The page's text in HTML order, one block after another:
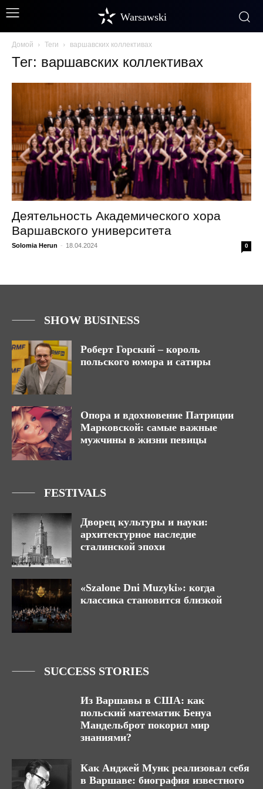
Warsawski
Домой Теги варшавских коллективах
Тег: варшавских коллективах
Деятельность Академического хора
Варшавского университета
Solomia Herun - 18.04.2024 0
SHOW BUSINESS
Роберт Горский – король
польского юмора и сатиры
Опора и вдохновение Патриции
Марковской: самые важные
мужчины в жизни певицы
FESTIVALS
Дворец культуры и науки:
архитектурное наследие
сталинской эпохи
«Szalone Dni Muzyki»: когда
классика становится близкой
SUCCESS STORIES
Из Варшавы в США: как
польский математик Бенуа
Мандельброт покорил мир
знаниями?
Как Анджей Мунк реализовал себя
в Варшаве: биография известного